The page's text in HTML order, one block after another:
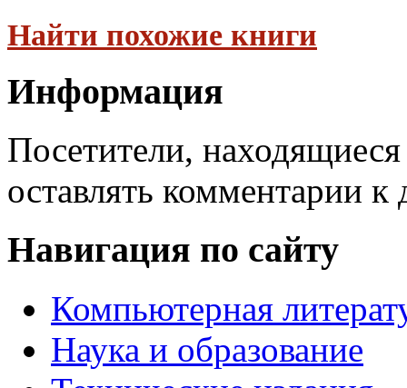
Найти похожие книги
Информация
Посетители,
оставлять комментарии к
Навигация по сайту
Компьютерная
Наука и образование